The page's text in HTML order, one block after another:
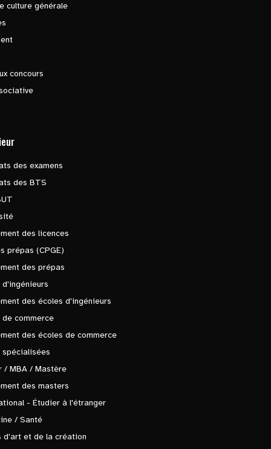
culture générale
concours
des examens
des BTS
des licences
prépas (CPGE)
des prépas
d'ingénieurs
des écoles d'ingénieurs
de commerce
des écoles de commerce
spécialisées
/ MBA / Mastère
des masters
- Étudier à l'étranger
/ Santé
d'art et de la création